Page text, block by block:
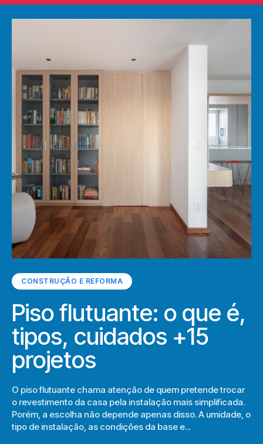
CONSTRUÇÃO E REFORMA
Piso flutuante: o que é,
tipos, cuidados +15
projetos
O piso flutuante chama atenção de quem pretende trocar
o revestimento da casa pela instalação mais simplificada.
Porém, a escolha não depende apenas disso. A umidade, o
tipo de instalação, as condições da base e...